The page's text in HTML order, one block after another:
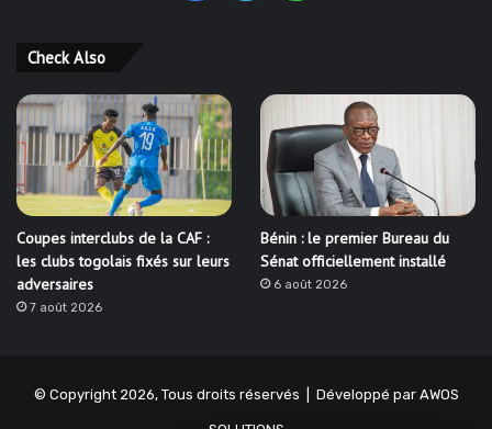
Check Also
Coupes interclubs de la CAF :
les clubs togolais fixés sur leurs
adversaires
7 août 2026
Bénin : le premier Bureau du
Sénat officiellement installé
6 août 2026
© Copyright 2026, Tous droits réservés | Développé par AWOS